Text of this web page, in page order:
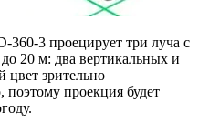
3 проецирует три луча с
до 20 м: два вертикальных и
цвет зрительно
поэтому проекция будет